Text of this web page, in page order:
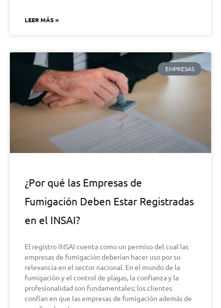
LEER MÁS »
EMPRESAS
¿Por qué las Empresas de
Fumigación Deben Estar Registradas
en el INSAI?
El registro INSAI cuenta como un permiso del cual las
empresas de fumigación deberían hacer uso por su
relevancia en el sector nacional. En el mundo de la
fumigación y el control de plagas, la confianza y la
profesionalidad son fundamentales; los clientes
confían en que las empresas de fumigación además de